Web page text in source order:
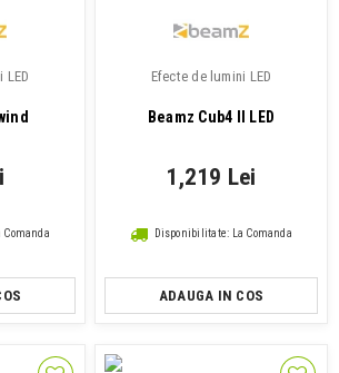
LED Efecte de lumini LED
Beamz Cub4 II LED
1,219 Lei
Disponibilitate: La Comanda
ADAUGA IN COS